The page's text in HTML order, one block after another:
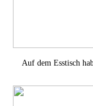
Auf dem Esstisch